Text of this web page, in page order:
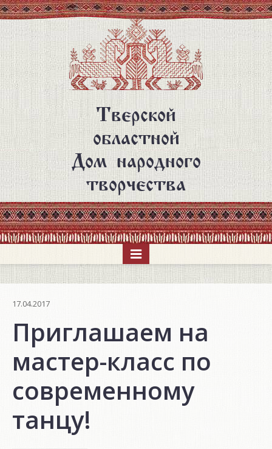
Перейти
к
основному
содержанию
Тверской
областной
Дом народного
творчества
17.04.2017
Приглашаем на
мастер-класс по
современному
танцу!